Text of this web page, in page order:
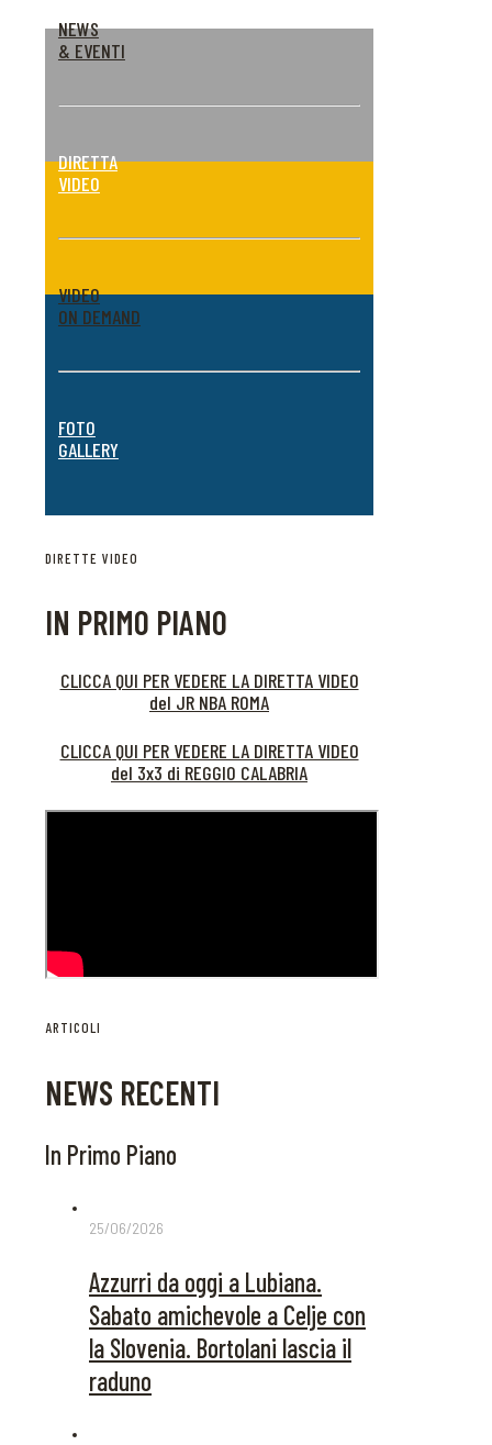
NEWS
& EVENTI
DIRETTA
VIDEO
VIDEO
ON DEMAND
FOTO
GALLERY
DIRETTE VIDEO
IN PRIMO PIANO
CLICCA QUI PER VEDERE LA DIRETTA VIDEO
del JR NBA ROMA
CLICCA QUI PER VEDERE LA DIRETTA VIDEO
del 3x3 di REGGIO CALABRIA
ARTICOLI
NEWS RECENTI
In Primo Piano
25/06/2026
Azzurri da oggi a Lubiana.
Sabato amichevole a Celje con
la Slovenia. Bortolani lascia il
raduno